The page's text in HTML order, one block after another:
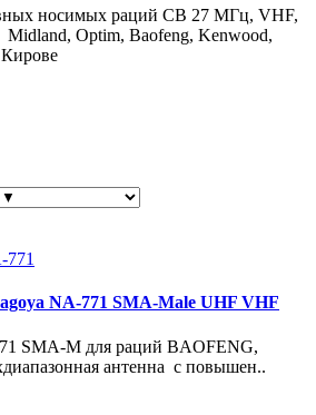
носимых раций CB 27 МГц, VHF,
Optim, Baofeng, Kenwood,
Кирове
NA-771 SMA-Male UHF VHF
SMA-M для раций BAOFENG,
антенна с повышен..